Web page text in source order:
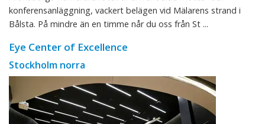
konferensanläggning, vackert belägen vid Mälarens strand i
Bålsta. På mindre än en timme når du oss från St ...
Eye Center of Excellence
Stockholm norra